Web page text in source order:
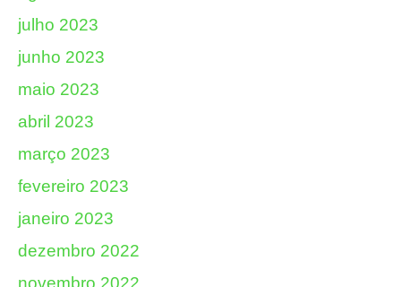
julho 2023
junho 2023
maio 2023
abril 2023
março 2023
fevereiro 2023
janeiro 2023
dezembro 2022
novembro 2022